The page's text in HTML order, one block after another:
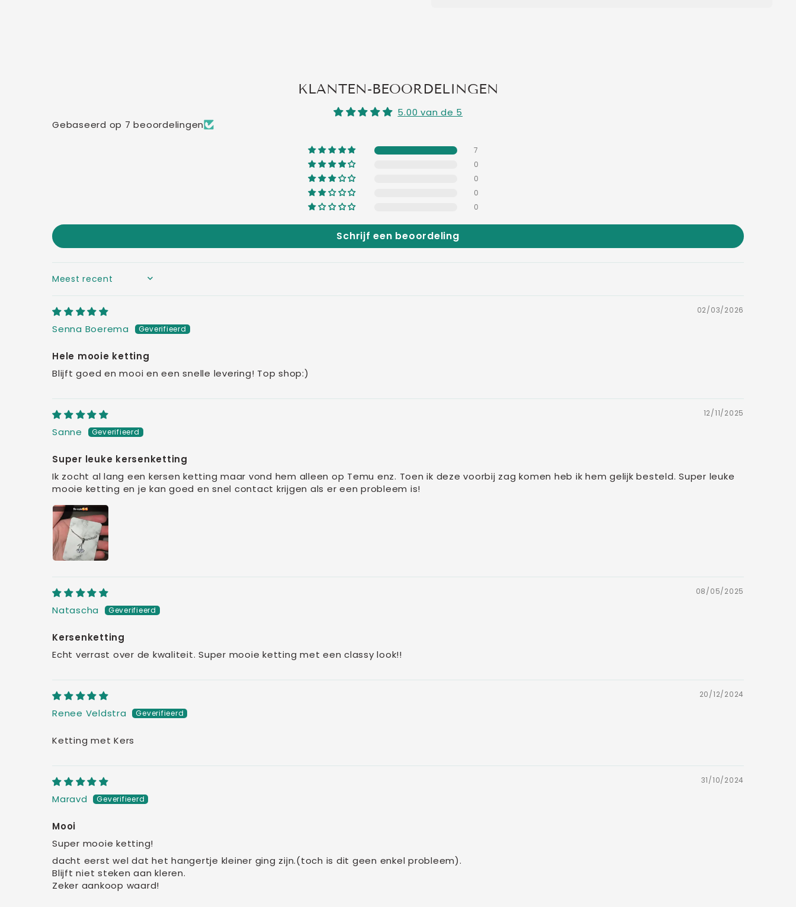
KLANTEN-BEOORDELINGEN
5.00 van de 5
Gebaseerd op 7 beoordelingen
7
0
0
0
0
Schrijf een beoordeling
SORT BY
02/03/2026
Senna Boerema
Hele mooie ketting
Blijft goed en mooi en een snelle levering! Top shop:)
12/11/2025
Sanne
Super leuke kersenketting
Ik zocht al lang een kersen ketting maar vond hem alleen op Temu enz. Toen ik deze voorbij zag komen heb ik hem gelijk besteld. Super leuke
mooie ketting en je kan goed en snel contact krijgen als er een probleem is!
08/05/2025
Natascha
Kersenketting
Echt verrast over de kwaliteit. Super mooie ketting met een classy look!!
20/12/2024
Renee Veldstra
Ketting met Kers
31/10/2024
Maravd
Mooi
Super mooie ketting!
dacht eerst wel dat het hangertje kleiner ging zijn.(toch is dit geen enkel probleem).
Blijft niet steken aan kleren.
Zeker aankoop waard!